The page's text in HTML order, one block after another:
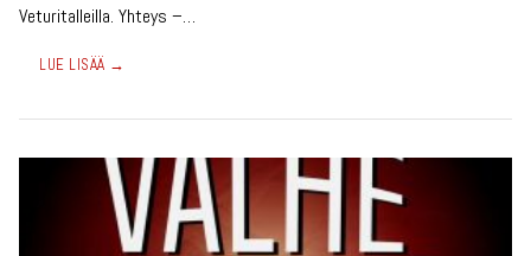
Veturitalleilla. Yhteys –…
LUE LISÄÄ →